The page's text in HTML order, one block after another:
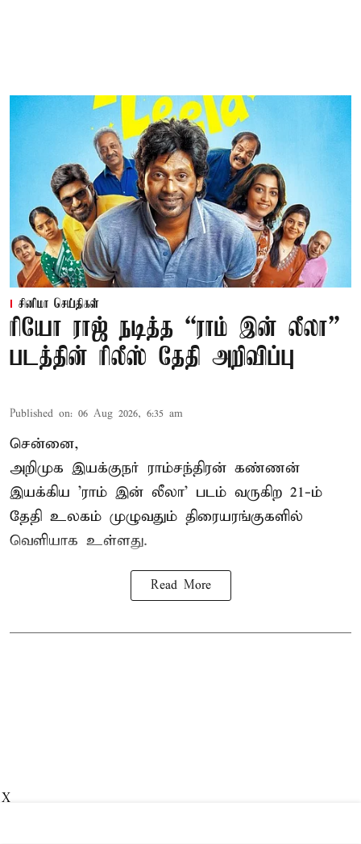
சினிமா செய்திகள்
ரியோ ராஜ் நடித்த “ராம் இன் லீலா”
படத்தின் ரிலீஸ் தேதி அறிவிப்பு
Published on: 06 Aug 2026, 6:35 am
சென்னை,
அறிமுக இயக்குநர் ராம்சந்திரன் கண்ணன்
இயக்கிய 'ராம் இன் லீலா' படம் வருகிற 21-ம்
தேதி உலகம் முழுவதும் திரையரங்குகளில்
வெளியாக உள்ளது.
Read More
X